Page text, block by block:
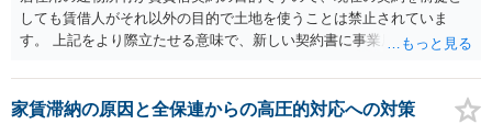
しても賃借人がそれ以外の目的で土地を使うことは禁止されていま
す。 上記をより際立たせる意味で、新しい契約書に事業用として用い
交渉である以上賃借人が拒んだ場合には入りませんが、提案するのは
良い方法と思います。
家賃滞納の原因と全保連からの高圧的対応への対策